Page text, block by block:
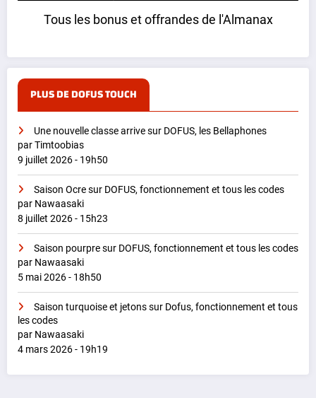
Tous les bonus et offrandes de l'Almanax
PLUS DE DOFUS TOUCH
Une nouvelle classe arrive sur DOFUS, les Bellaphones
par Timtoobias
9 juillet 2026 - 19h50
Saison Ocre sur DOFUS, fonctionnement et tous les codes
par Nawaasaki
8 juillet 2026 - 15h23
Saison pourpre sur DOFUS, fonctionnement et tous les codes
par Nawaasaki
5 mai 2026 - 18h50
Saison turquoise et jetons sur Dofus, fonctionnement et tous
les codes
par Nawaasaki
4 mars 2026 - 19h19